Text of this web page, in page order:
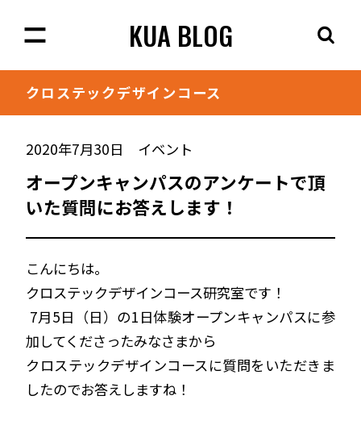
KUA BLOG
クロステックデザインコース
2020年7月30日 イベント
オープンキャンパスのアンケートで頂
いた質問にお答えします！
こんにちは。
クロステックデザインコース研究室です！
7月5日（日）の1日体験オープンキャンパスに参
加してくださったみなさまから
クロステックデザインコースに質問をいただきま
したのでお答えしますね！